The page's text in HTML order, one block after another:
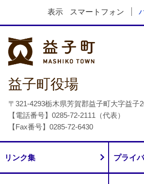
表示 スマートフォン
益子町役場
〒321-4293栃木県芳賀郡益子町大字益子
【電話番号】0285-72-2111（代表）
【Fax番号】0285-72-6430
リンク集 プライ